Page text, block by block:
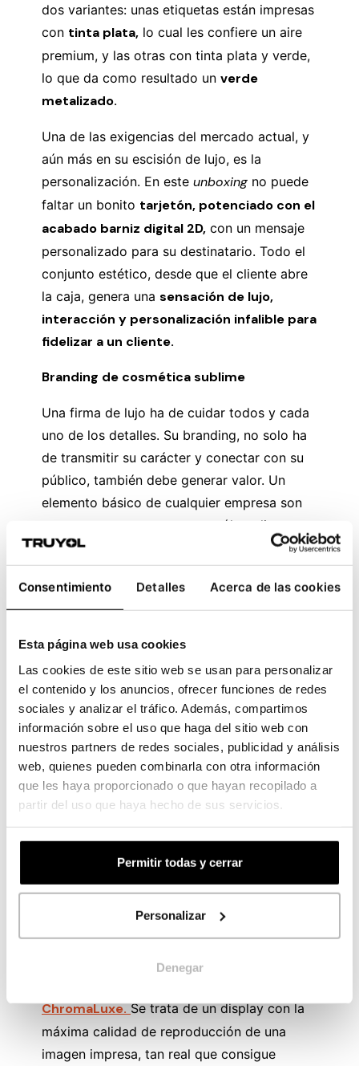
Consentimiento Detalles Acerca de las cookies
Esta página web usa cookies
Las cookies de este sitio web se usan para personalizar
el contenido y los anuncios, ofrecer funciones de redes
sociales y analizar el tráfico. Además, compartimos
información sobre el uso que haga del sitio web con
nuestros partners de redes sociales, publicidad y análisis
web, quienes pueden combinarla con otra información
que les haya proporcionado o que hayan recopilado a
partir del uso que haya hecho de sus servicios.
Permitir todas y cerrar
Personalizar
Denegar
dos variantes: unas etiquetas están impresas
con tinta plata, lo cual les confiere un aire
premium, y las otras con tinta plata y verde,
lo que da como resultado un verde
metalizado.
Una de las exigencias del mercado actual, y
aún más en su escisión de lujo, es la
personalización. En este unboxing no puede
faltar un bonito tarjetón, potenciado con el
acabado barniz digital 2D, con un mensaje
personalizado para su destinatario. Todo el
conjunto estético, desde que el cliente abre
la caja, genera una sensación de lujo,
interacción y personalización infalible para
fidelizar a un cliente.
Branding de cosmética sublime
Una firma de lujo ha de cuidar todos y cada
uno de los detalles. Su branding, no solo ha
de transmitir su carácter y conectar con su
público, también debe generar valor. Un
elemento básico de cualquier empresa son
y, con sólo aplicar un
poco de creatividad, es posible configurar
maravillas para la presentación. En el caso
de la firma ficticia de cosmética de lujo,
FORÊT NOIRE, se ha impreso esta original
tarjeta sobre el
papel creativo
Para elevar aún más su creatividad, se le ha
aplicadoel troquel láser,que le confiere la
forma de su imagotipo, la Costilla de Adán.
Otra herramienta para la presentación de una
marca o de un producto concreto que toda
firma de lujo debe tener, es
ChromaLuxe. Se trata de un display con la
máxima calidad de reproducción de una
imagen impresa, tan real que consigue